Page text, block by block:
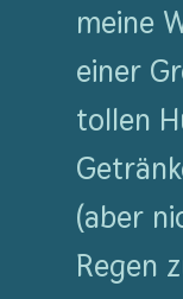
meine
einer
tollen
(aber
Regen